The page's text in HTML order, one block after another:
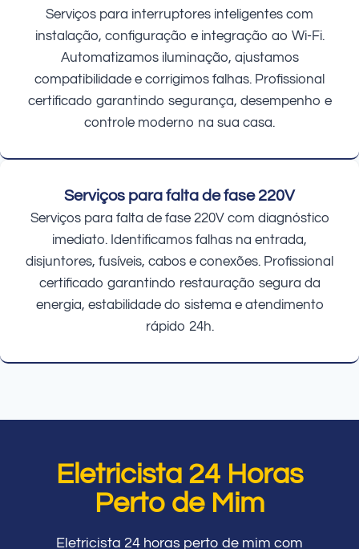
Serviços para interruptores inteligentes com
instalação, configuração e integração ao Wi-Fi.
Automatizamos iluminação, ajustamos
compatibilidade e corrigimos falhas. Profissional
certificado garantindo segurança, desempenho e
controle moderno na sua casa.
Serviços para falta de fase 220V
Serviços para falta de fase 220V com diagnóstico
imediato. Identificamos falhas na entrada,
disjuntores, fusíveis, cabos e conexões. Profissional
certificado garantindo restauração segura da
energia, estabilidade do sistema e atendimento
rápido 24h.
Eletricista 24 Horas
Perto de Mim
Eletricista 24 horas perto de mim com